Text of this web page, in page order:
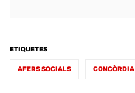
ETIQUETES
AFERS SOCIALS CONCÒRDIA